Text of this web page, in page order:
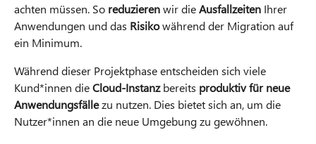
achten müssen. So reduzierenwir dieAusfallzeiten Ihrer
Anwendungen und das Risikowährend der Migration auf
ein Minimum.
Während dieser Projektphase entscheiden sich viele
Kund*innen dieCloud-Instanzbereits produktiv für neue
Anwendungsfällezu nutzen. Dies bietet sich an, um die
Nutzer*innen an die neue Umgebung zu gewöhnen.